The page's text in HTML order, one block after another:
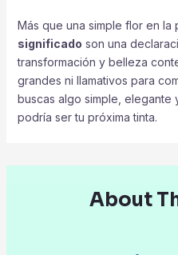
Más que una simple flor en la
significado son una
transformación y belleza
grandes ni llamativos para
buscas algo simple,
podría ser tu próxima tinta.
About